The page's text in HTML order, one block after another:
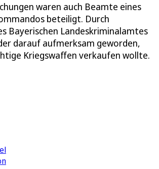
waren auch Beamte eines
beteiligt. Durch
Bayerischen Landeskriminalamtes
darauf aufmerksam geworden,
Kriegswaffen verkaufen wollte.